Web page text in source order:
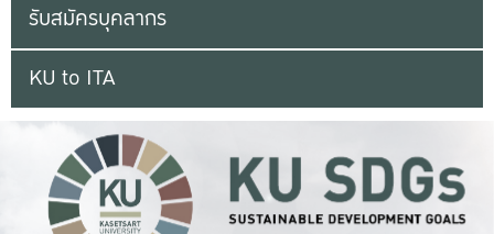
รับสมัครบุคลากร
KU to ITA